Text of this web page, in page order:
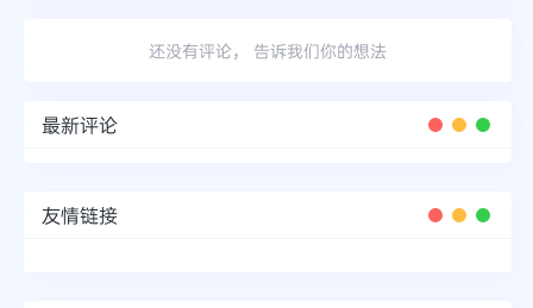
还没有评论， 告诉我们你的想法
最新评论
友情链接